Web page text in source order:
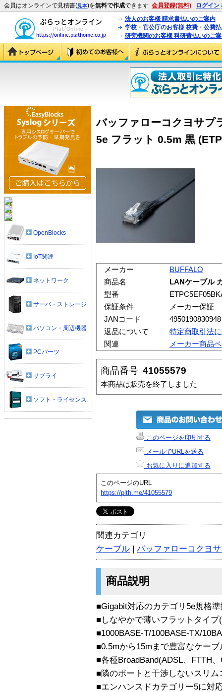
会員はオンラインで見積書(見本)を無料で作成できます 会員登録(無料) ログイン
法人のお客様 請求書払いのご案内
学校・官公庁のお客様 校費・公費
研究機関のお客様 科研費払いのご
バッファローコクヨサプ
5e フラット 0.5m 黒
メーカー
BUFFALO
商品名
LANケーブル
型番
保証条件
メーカー保証
JANコード
4950190830948
返品について
特定商取引法
関連
メーカー商品
商品番号 41055579
本商品は販売を終了しました
このページを印刷する
メールでURLを送る
お気に入りに追加する
このページのURL
https://plth.me/41055579
関連カテゴリ
ケーブル | バッファローコクヨ
商品説明
■Gigabit対応のカテゴリ5e規格
■しなやかで薄いフラットタイプ
■1000BASE-T/100BASE-TX/
■0.5mから15mまで豊富なケー
■各種BroadBand(ADSL、FTTH
■隣のポートと干渉しないスリム
■エンハンスドカテゴリー5に対
OpenBlocks
IoT関連
ネットワーク
サーバ・ストレージ
パソコン・周辺機器
PCパーツ
サプライ
ソフト・ライセンス